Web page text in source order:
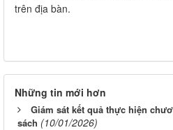
trên địa bàn.
Những tin mới hơn
Giám sát kết quả thực hiện
sách (10/01/2026)